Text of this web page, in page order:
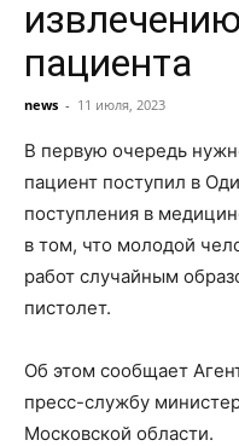
пациента
news - 11 июля, 2023
В первую очередь
пациент поступил в
поступления в
в том, что молодой
работ случайным
пистолет.
Об этом сообщает
пресс-службу
Московской области.